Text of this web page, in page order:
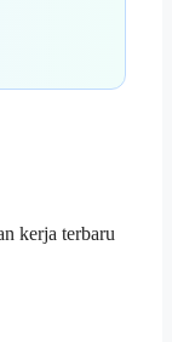
kerja terbaru